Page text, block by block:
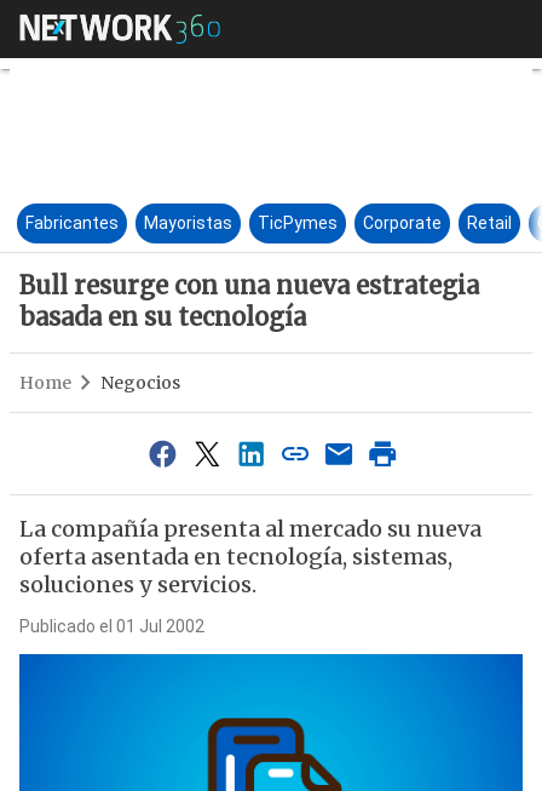
Bull resurge con una nueva
Fabricantes Mayoristas TicPymes Corporate Retail
Bull resurge con una nueva estrategia
basada en su tecnología
Home Negocios
La compañía presenta al mercado su nueva
oferta asentada en tecnología, sistemas,
soluciones y servicios.
Publicado el 01 Jul 2002